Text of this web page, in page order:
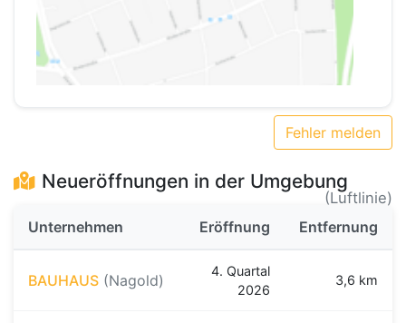
Fehler melden
Neueröffnungen in der Umgebung
(Luftlinie)
Unternehmen
Eröffnung Entfernung
BAUHAUS (Nagold)
4. Quartal
2026
3,6 km